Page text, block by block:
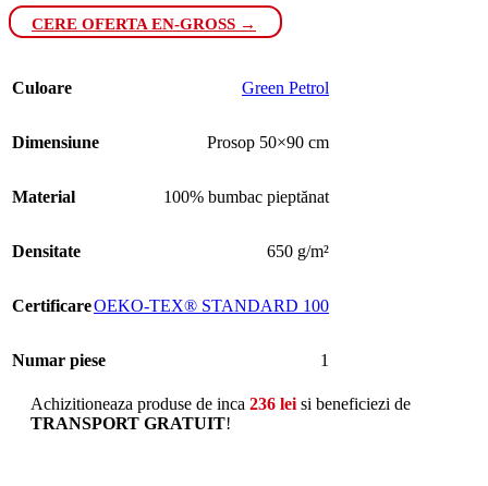
CERE OFERTA EN-GROSS →
Culoare Green Petrol
Dimensiune Prosop 50×90 cm
Material 100% bumbac pieptănat
Densitate 650 g/m²
CertificareOEKO-TEX® STANDARD 100
Numar piese 1
Achizitioneaza produse de inca 236 lei si beneficiezi de
TRANSPORT GRATUIT!